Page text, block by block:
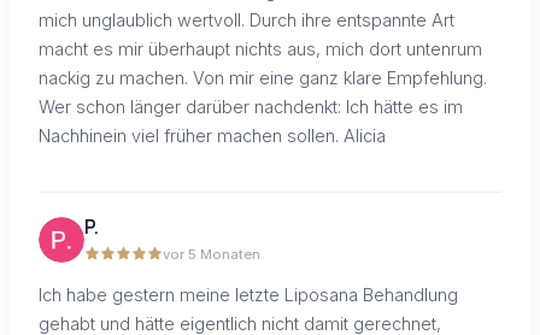
mich unglaublich wertvoll. Durch ihre entspannte Art
macht es mir überhaupt nichts aus, mich dort untenrum
nackig zu machen. Von mir eine ganz klare Empfehlung.
Wer schon länger darüber nachdenkt: Ich hätte es im
Nachhinein viel früher machen sollen. Alicia
P.
vor 5 Monaten
Ich habe gestern meine letzte Liposana Behandlung
gehabt und hätte eigentlich nicht damit gerechnet,